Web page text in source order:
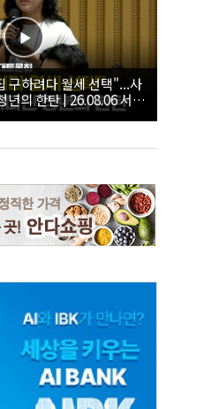
구하려다 월세 선택"...사
년의 한탄 | 26.08.06 서울